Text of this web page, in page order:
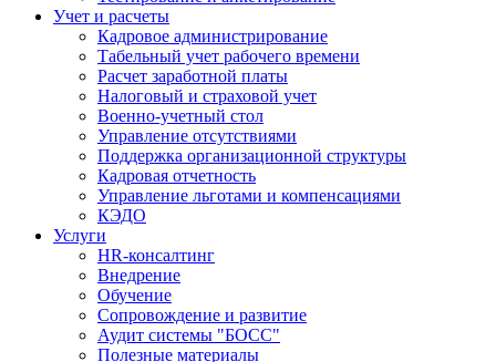
Учет и расчеты
Кадровое администрирование
Табельный учет рабочего времени
Расчет заработной платы
Налоговый и страховой учет
Военно-учетный стол
Управление отсутствиями
Поддержка организационной структуры
Кадровая отчетность
Управление льготами и компенсациями
КЭДО
Услуги
HR-консалтинг
Внедрение
Обучение
Сопровождение и развитие
Аудит системы "БОСС"
Полезные материалы